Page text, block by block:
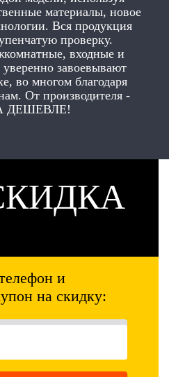
материалы, новое
Вся продукция
проверку.
входные и
завоевывают
во многом благодаря
От производителя -
ДЕШЕВЛЕ!
и
на скидку: